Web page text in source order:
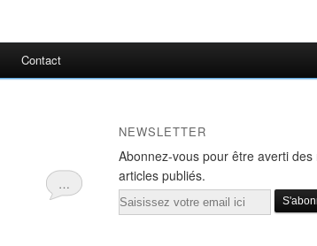
Contact
…
NEWSLETTER
Abonnez-vous pour être averti des
articles publiés.
Email